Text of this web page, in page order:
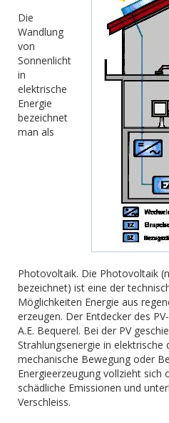
Die
Wandlung
von
Sonnenlicht
in
elektrische
Energie
bezeichnet
man als
Photovoltaik. Die Photovoltaik
bezeichnet) ist eine der
Möglichkeiten Energie aus
erzeugen. Der Entdecker des
A.E. Bequerel. Bei der PV
Strahlungsenergie in elektrische
mechanische Bewegung oder
Energieerzeugung vollzieht sich
schädliche Emissionen und
Verschleiss.